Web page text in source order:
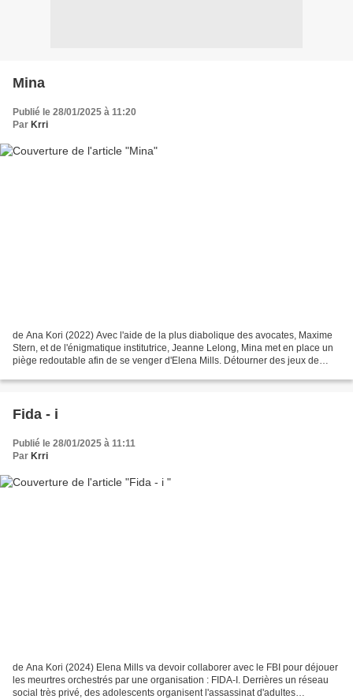
Mina
Publié le 28/01/2025 à 11:20
Par Krri
de Ana Kori (2022) Avec l'aide de la plus diabolique des avocates, Maxime
Stern, et de l'énigmatique institutrice, Jeanne Lelong, Mina met en place un
piège redoutable afin de se venger d'Elena Mills. Détourner des jeux de
Fida - i
Publié le 28/01/2025 à 11:11
Par Krri
de Ana Kori (2024) Elena Mills va devoir collaborer avec le FBI pour déjouer
les meurtres orchestrés par une organisation : FIDA-I. Derrières un réseau
social très privé, des adolescents organisent l'assassinat d'adultes